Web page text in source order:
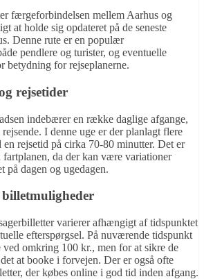
færgeforbindelsen mellem Aarhus og
at holde sig opdateret på de seneste
Denne rute er en populær
pendlere og turister, og eventuelle
betydning for rejseplanerne.
rejsetider
indebærer en række daglige afgange,
I denne uge er der planlagt flere
en rejsetid på cirka 70-80 minutter. Det er
da der kan være variationer
dagen og ugedagen.
varierer afhængigt af tidspunktet
efterspørgsel. På nuværende tidspunkt
ved omkring 100 kr., men for at sikre de
at booke i forvejen. Der er også ofte
der købes online i god tid inden afgang.